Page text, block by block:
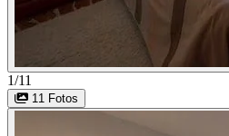
1/11
11 Fotos